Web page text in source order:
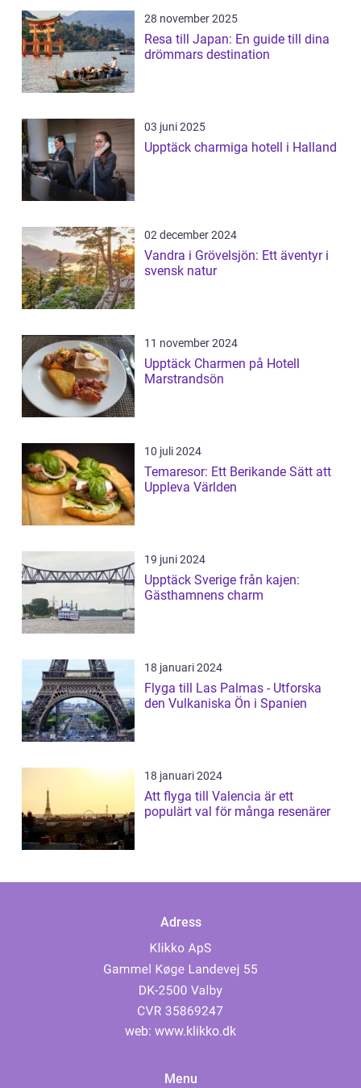
28 november 2025
Resa till Japan: En guide till dina
drömmars destination
03 juni 2025
Upptäck charmiga hotell i Halland
02 december 2024
Vandra i Grövelsjön: Ett äventyr i
svensk natur
11 november 2024
Upptäck Charmen på Hotell
Marstrandsön
10 juli 2024
Temaresor: Ett Berikande Sätt att
Uppleva Världen
19 juni 2024
Upptäck Sverige från kajen:
Gästhamnens charm
18 januari 2024
Flyga till Las Palmas - Utforska
den Vulkaniska Ön i Spanien
18 januari 2024
Att flyga till Valencia är ett
populärt val för många resenärer
Adress
web: www.klikko.dk
Menu